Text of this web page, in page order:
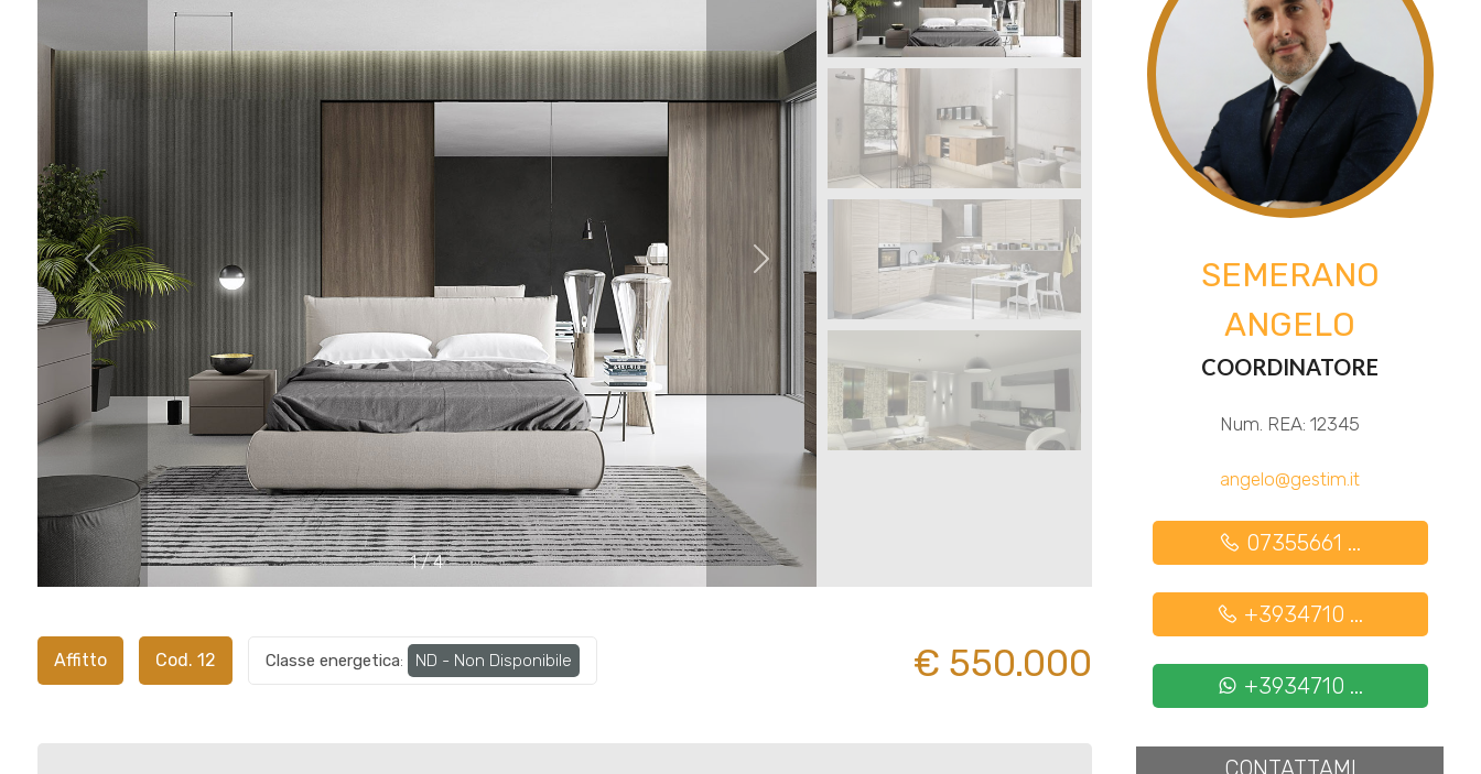
1 / 4
Affitto Cod. 12 Classe energetica: ND - Non Disponibile € 550.000
SEMERANO
ANGELO
COORDINATORE
Num. REA: 12345
angelo@gestim.it
07355661 ...
+3934710 ...
+3934710 ...
CONTATTAMI
Provincia
Tipologia
-
multiscelta
Qualsiasi
Residenziali
Prezzo